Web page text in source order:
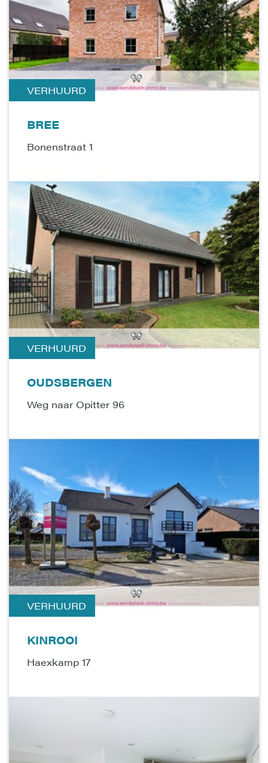
VERHUURD
BREE
Bonenstraat 1
VERHUURD
OUDSBERGEN
Weg naar Opitter 96
VERHUURD
KINROOI
Haexkamp 17